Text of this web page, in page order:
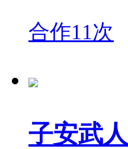
合作11次
子安武人